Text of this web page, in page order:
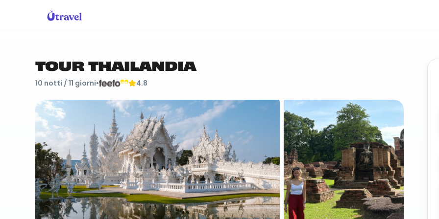
TOUR THAILANDIA
10 notti / 11 giorni• 4.8